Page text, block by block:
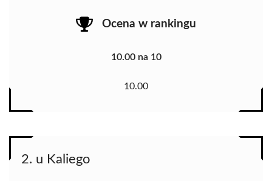
Ocena w rankingu
10.00 na 10
10.00
2. u Kaliego